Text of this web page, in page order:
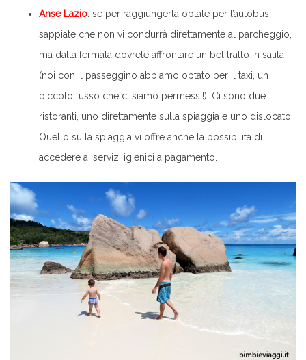
Anse Lazio: se per raggiungerla optate per l’autobus,
sappiate che non vi condurrà direttamente al parcheggio,
ma dalla fermata dovrete affrontare un bel tratto in salita
(noi con il passeggino abbiamo optato per il taxi, un
piccolo lusso che ci siamo permessi!). Ci sono due
ristoranti, uno direttamente sulla spiaggia e uno dislocato.
Quello sulla spiaggia vi offre anche la possibilità di
accedere ai servizi igienici a pagamento.